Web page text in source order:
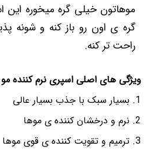
موهاتون خیلی گره میخوره این
گره ی اون رو باز کنه و شونه
راحت تر کنه.
ویژگی های اصلی اسپری نرم کننده مو 18 کاره سوپرکی :
بسیار سبک با جذب بسیار عالی
نرم و درخشان کننده ی موها
ترمیم و تقویت کننده ی قوی موها